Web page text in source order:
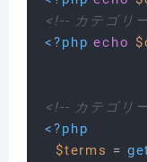
<?php echo
<!-- カテゴリ
<?php
$terms =